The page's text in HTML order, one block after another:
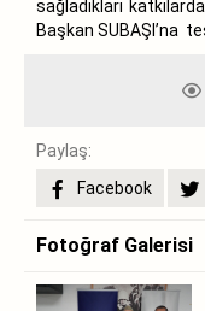
sağladıkları
Başkan SUBAŞI’na
Paylaş:
Facebook
Fotoğraf Galerisi